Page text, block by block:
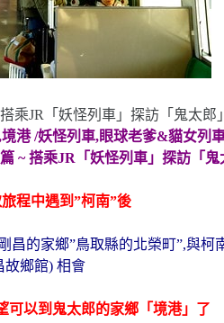
港 /妖怪列車,眼球老爹&貓女列
程中遇到”柯南”後
昌的家鄉”鳥取縣的北榮町”,與柯
故鄉館) 相會
可以到鬼太郎的家鄉「境港」了